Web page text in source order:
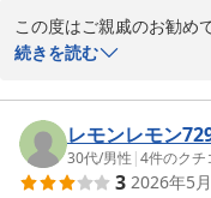
2026-05-07
者専用にしてもらうか、
お風呂を楽しみにしてい
かったです。
高炭酸風呂も少し冷たか
さを知りました。
この度はご親戚のお勧め
き、誠にありがとうござ
夜の大浴場におきまして
ゆったりとお寛ぎいただ
ます。また、朝食時のコ
らず申し訳ございません
続きを読む
レモンレモン
30代/男性 |4件のクチ
3 2026年5